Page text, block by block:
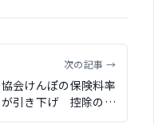
次の記事 →
協会けんぽの保険料率
が引き下げ 控除の軽
減により手取り増が見